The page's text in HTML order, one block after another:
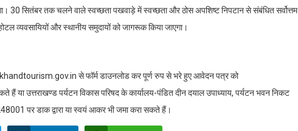
30 सितंबर तक चलने वाले स्वच्छता पखवाड़े में स्वच्छता और ठोस अपशिष्ट निपटान से संबंधित सर्वोत्तम
व्यवसायियों और स्थानीय समुदायों को जागरूक किया जाएगा।
से फॉर्म डाउनलोड कर पूर्ण रुप से भरे हुए आवेदन पत्र को
उत्तराखण्ड पर्यटन विकास परिषद के कार्यालय-पंडित दीन दयाल उपाध्याय, पर्यटन भवन निकट
पर डाक द्वारा या स्वयं आकर भी जमा करा सकते हैं।